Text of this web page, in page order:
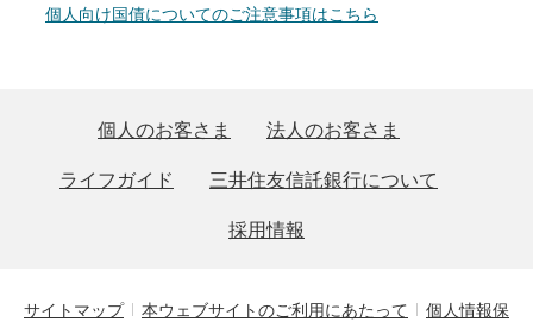
個人向け国債についてのご注意事項はこちら
個人のお客さま
法人のお客さま
ライフガイド
三井住友信託銀行について
採用情報
サイトマップ 本ウェブサイトのご利用にあたって
個人情報保